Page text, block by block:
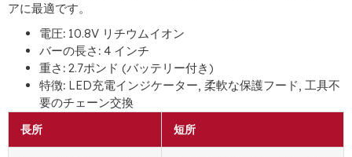
アに最適です。
電圧: 10.8V リチウムイオン
バーの長さ: 4 インチ
重さ: 2.7ポンド (バッテリー付き)
特徴: LED充電インジケーター, 柔軟な保護フード, 工具不
要のチェーン交換
長所 短所